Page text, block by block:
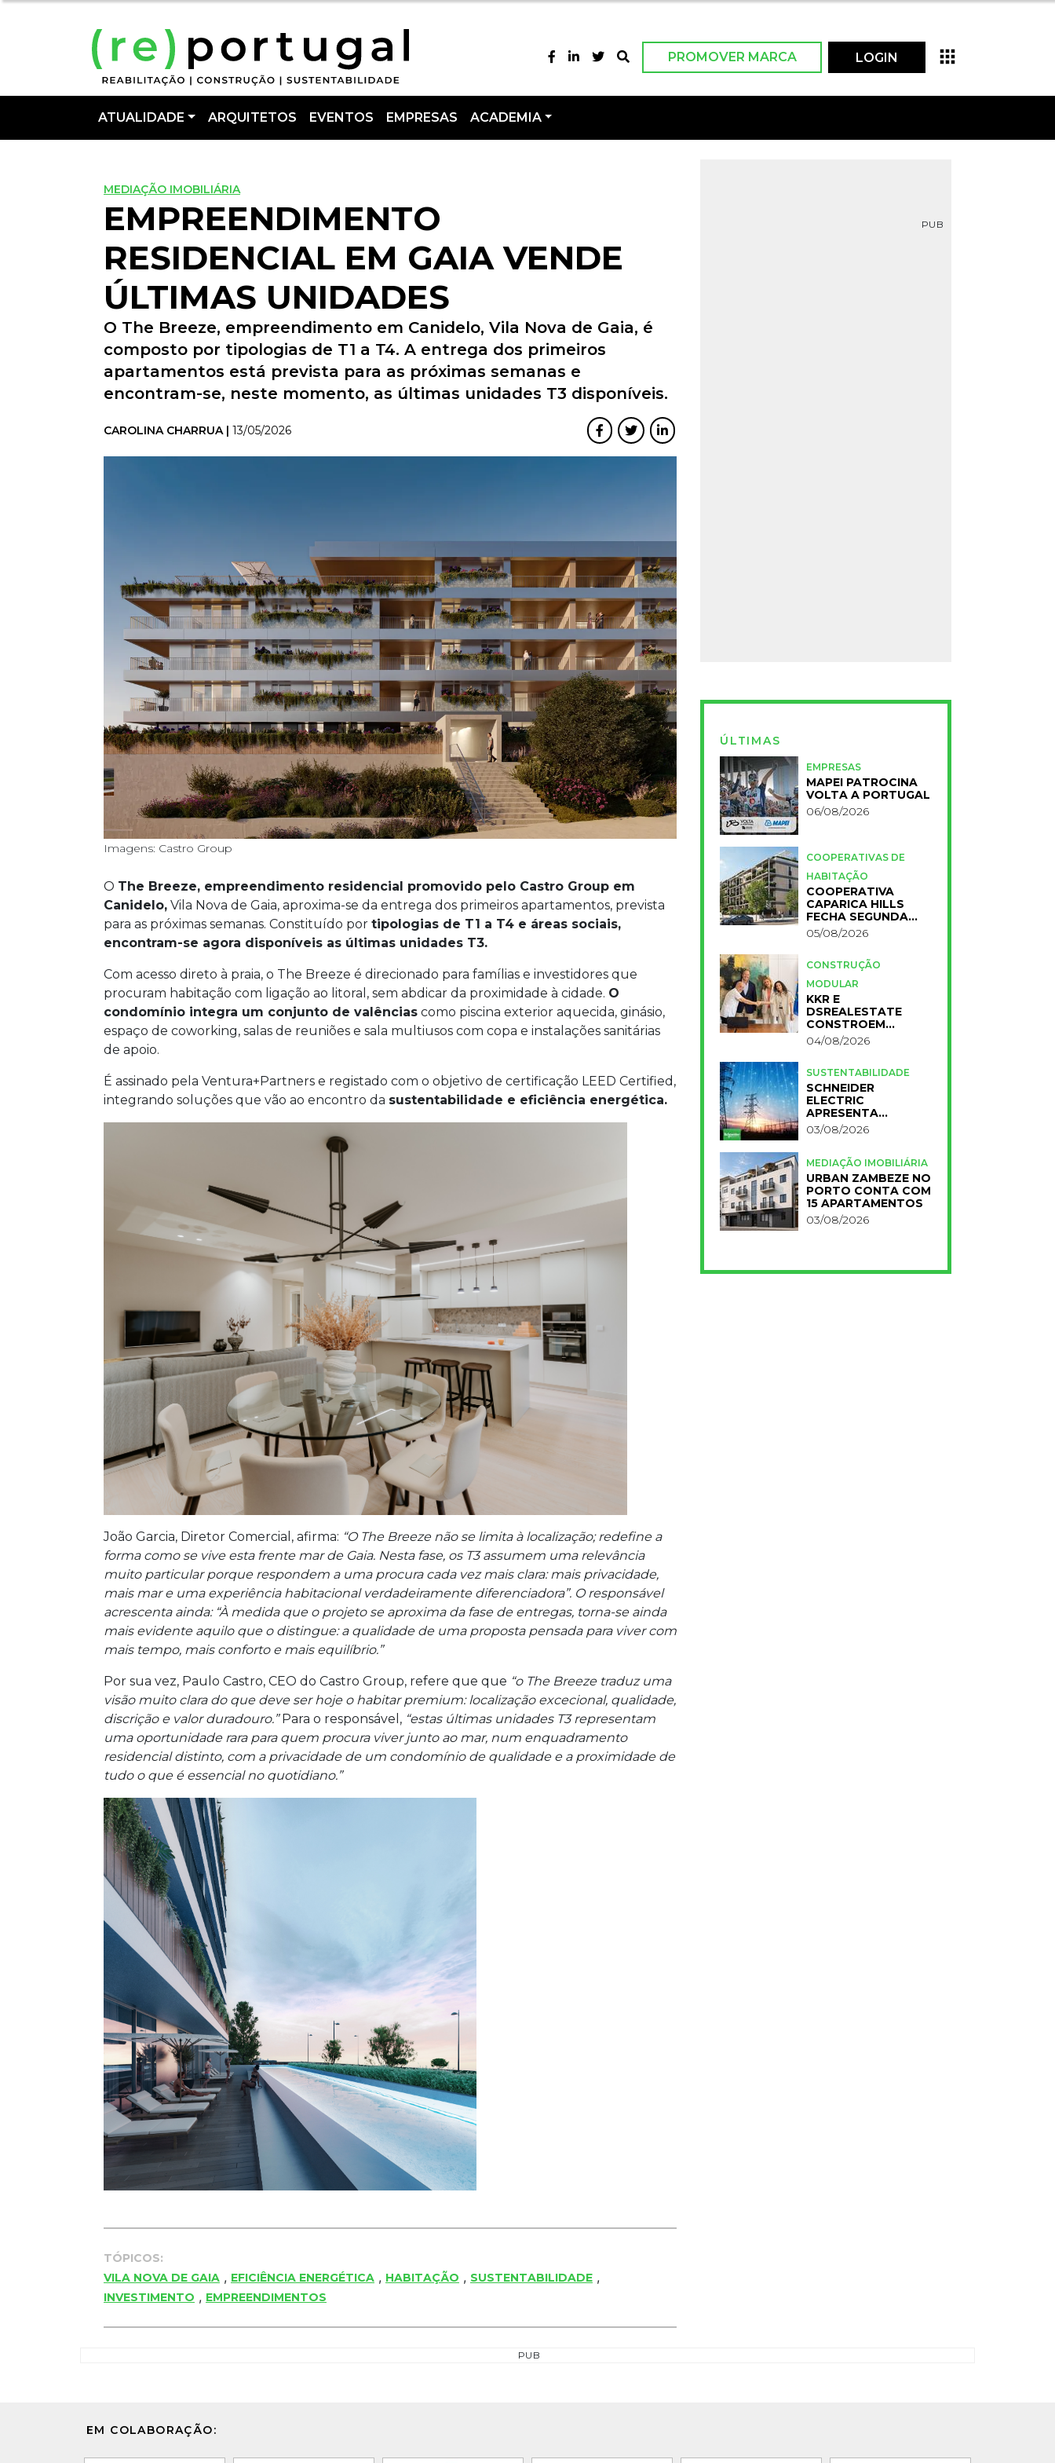
PROMOVER MARCA LOGIN
ATUALIDADE ARQUITETOS EVENTOS EMPRESAS ACADEMIA
MEDIAÇÃO IMOBILIÁRIA
EMPREENDIMENTO
RESIDENCIAL EM GAIA VENDE
ÚLTIMAS UNIDADES
O The Breeze, empreendimento em Canidelo, Vila Nova de Gaia, é
composto por tipologias de T1 a T4. A entrega dos primeiros
apartamentos está prevista para as próximas semanas e
encontram-se, neste momento, as últimas unidades T3 disponíveis.
CAROLINA CHARRUA | 13/05/2026
Imagens: Castro Group
O The Breeze, empreendimento residencial promovido pelo Castro Group em
Canidelo, Vila Nova de Gaia, aproxima-se da entrega dos primeiros apartamentos, prevista
para as próximas semanas. Constituído por tipologias de T1 a T4 e áreas sociais,
encontram-se agora disponíveis as últimas unidades T3.
Com acesso direto à praia, o The Breeze é direcionado para famílias e investidores que
procuram habitação com ligação ao litoral, sem abdicar da proximidade à cidade. O
condomínio integra um conjunto de valências como piscina exterior aquecida, ginásio,
espaço de coworking, salas de reuniões e sala multiusos com copa e instalações sanitárias
de apoio.
É assinado pela Ventura+Partners e registado com o objetivo de certificação LEED Certified,
integrando soluções que vão ao encontro da sustentabilidade e eficiência energética.
João Garcia, Diretor Comercial, afirma: “O The Breeze não se limita à localização; redefine a
forma como se vive esta frente mar de Gaia. Nesta fase, os T3 assumem uma relevância
muito particular porque respondem a uma procura cada vez mais clara: mais privacidade,
mais mar e uma experiência habitacional verdadeiramente diferenciadora”. O responsável
acrescenta ainda: “À medida que o projeto se aproxima da fase de entregas, torna-se ainda
mais evidente aquilo que o distingue: a qualidade de uma proposta pensada para viver com
mais tempo, mais conforto e mais equilíbrio.”
Por sua vez, Paulo Castro, CEO do Castro Group, refere que que “o The Breeze traduz uma
visão muito clara do que deve ser hoje o habitar premium: localização excecional, qualidade,
discrição e valor duradouro.”Para o responsável, “estas últimas unidades T3 representam
uma oportunidade rara para quem procura viver junto ao mar, num enquadramento
residencial distinto, com a privacidade de um condomínio de qualidade e a proximidade de
tudo o que é essencial no quotidiano.”
TÓPICOS:
VILA NOVA DE GAIA , EFICIÊNCIA ENERGÉTICA , HABITAÇÃO , SUSTENTABILIDADE ,
INVESTIMENTO , EMPREENDIMENTOS
PUB
ÚLTIMAS
EMPRESAS
MAPEI PATROCINA
VOLTA A PORTUGAL
06/08/2026
COOPERATIVAS DE
HABITAÇÃO
COOPERATIVA
CAPARICA HILLS
FECHA SEGUNDA
FASE DO PROJETO
05/08/2026
CONSTRUÇÃO
MODULAR
KKR E
DSREALESTATE
CONSTROEM
RESIDÊNCIA
UNIVERSITÁRIA
04/08/2026
SUSTENTABILIDADE
SCHNEIDER
ELECTRIC
APRESENTA
PRIMEIROS
RESULTADOS DO
03/08/2026
MEDIAÇÃO IMOBILIÁRIA
URBAN ZAMBEZE NO
PORTO CONTA COM
15 APARTAMENTOS
03/08/2026
PUB
EM COLABORAÇÃO: